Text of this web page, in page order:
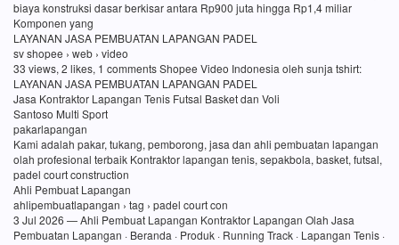
biaya konstruksi dasar berkisar antara Rp900 juta hingga Rp1,4 miliar
Komponen yang
LAYANAN JASA PEMBUATAN LAPANGAN PADEL
sv shopee › web › video
33 views, 2 likes, 1 comments Shopee Video Indonesia oleh sunja tshirt:
LAYANAN JASA PEMBUATAN LAPANGAN PADEL
Jasa Kontraktor Lapangan Tenis Futsal Basket dan Voli
Santoso Multi Sport
pakarlapangan
Kami adalah pakar, tukang, pemborong, jasa dan ahli pembuatan lapangan
olah profesional terbaik Kontraktor lapangan tenis, sepakbola, basket, futsal,
padel court construction
Ahli Pembuat Lapangan
ahlipembuatlapangan › tag › padel court con
3 Jul 2026 — Ahli Pembuat Lapangan Kontraktor Lapangan Olah Jasa
Pembuatan Lapangan · Beranda · Produk · Running Track · Lapangan Tenis ·